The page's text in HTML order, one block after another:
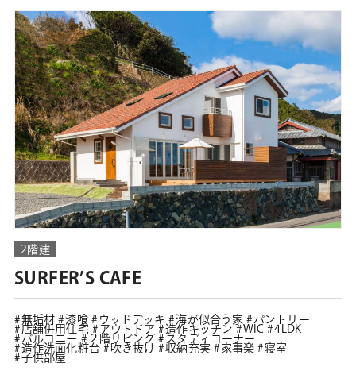
2階建
SURFER’S CAFE
無垢材 漆喰 ウッドデッキ 海が似合う家
パントリー
店舗併用住宅
アウトドア 造作キッチン WIC
4LDK
バルコニー
２階リビング
スタディコーナー
造作洗面化粧台
吹き抜け 収納充実 家事楽
寝室
子供部屋